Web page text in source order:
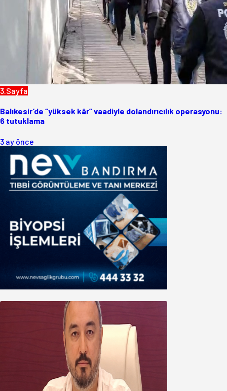
3.Sayfa
Balıkesir’de “yüksek kâr” vaadiyle dolandırıcılık operasyonu:
6 tutuklama
3 ay önce